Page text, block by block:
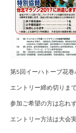
第5回イーハトーブ花
エントリー締め切りま
参加ご希望の方は忘れ
エントリー方法は大会